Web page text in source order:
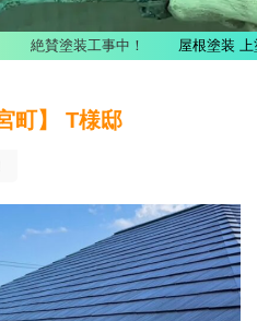
絶賛塗装工事中！ 屋根塗装
町】 T様邸